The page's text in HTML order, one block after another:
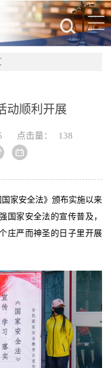
动顺利开展
点击量： 138
家安全法》颁布实施以来
国家安全法的宣传普及，
庄严而神圣的日子里开展